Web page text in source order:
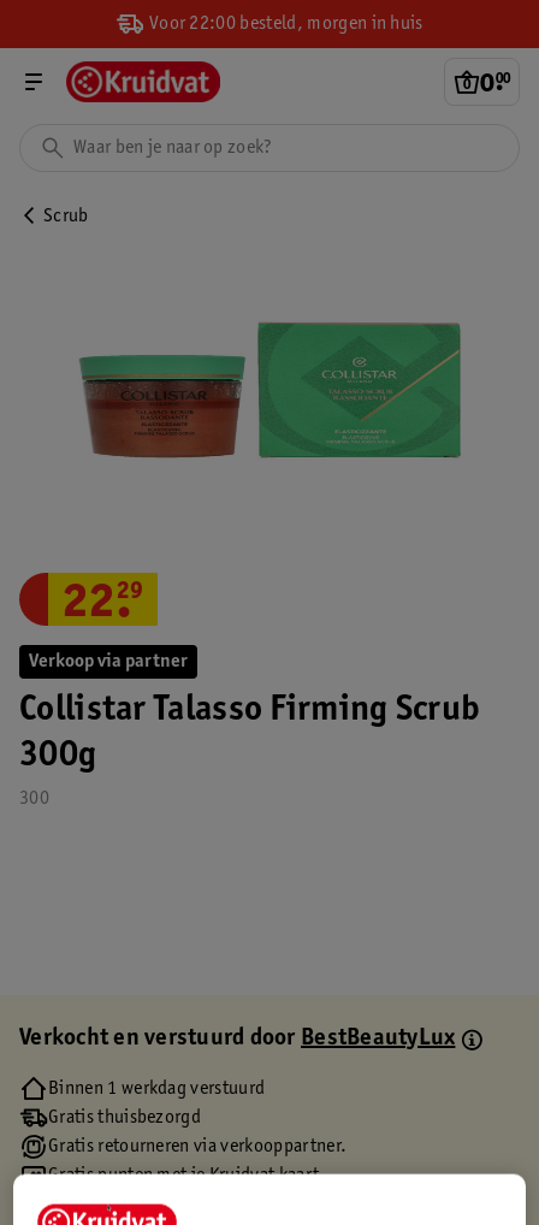
Voor 22:00 besteld, morgen in huis
0.
00
Scrub
Verkoop via partner
Collistar Talasso Firming Scrub
300g
300
22.
29
Verkocht en verstuurd doorBestBeautyLux
Binnen 1 werkdag verstuurd
Gratis thuisbezorgd
Gratis retourneren via verkooppartner.
Gratis punten met je Kruidvat kaart